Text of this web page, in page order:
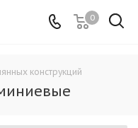
0
конструкций